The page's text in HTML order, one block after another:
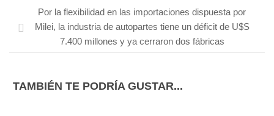
Por la flexibilidad en las importaciones dispuesta por
Milei, la industria de autopartes tiene un déficit de U$S
7.400 millones y ya cerraron dos fábricas
TAMBIÉN TE PODRÍA GUSTAR...